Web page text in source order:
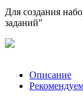
Для создания
заданий"
Описание